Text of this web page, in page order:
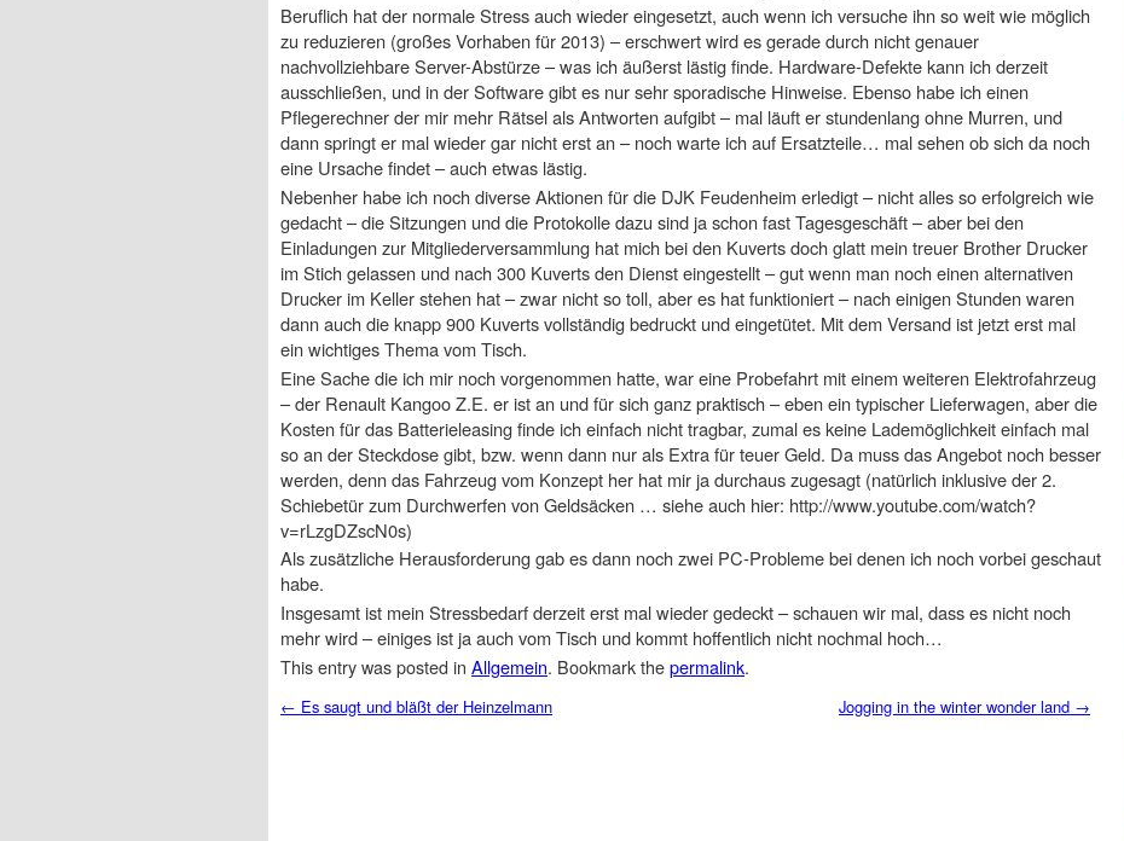
Beruflich hat der normale Stress auch wieder eingesetzt, auch wenn ich versuche ihn so weit wie möglich
zu reduzieren (großes Vorhaben für 2013) – erschwert wird es gerade durch nicht genauer
nachvollziehbare Server-Abstürze – was ich äußerst lästig finde. Hardware-Defekte kann ich derzeit
ausschließen, und in der Software gibt es nur sehr sporadische Hinweise. Ebenso habe ich einen
Pflegerechner der mir mehr Rätsel als Antworten aufgibt – mal läuft er stundenlang ohne Murren, und
dann springt er mal wieder gar nicht erst an – noch warte ich auf Ersatzteile… mal sehen ob sich da noch
eine Ursache findet – auch etwas lästig.
Nebenher habe ich noch diverse Aktionen für die DJK Feudenheim erledigt – nicht alles so erfolgreich wie
gedacht – die Sitzungen und die Protokolle dazu sind ja schon fast Tagesgeschäft – aber bei den
Einladungen zur Mitgliederversammlung hat mich bei den Kuverts doch glatt mein treuer Brother Drucker
im Stich gelassen und nach 300 Kuverts den Dienst eingestellt – gut wenn man noch einen alternativen
Drucker im Keller stehen hat – zwar nicht so toll, aber es hat funktioniert – nach einigen Stunden waren
dann auch die knapp 900 Kuverts vollständig bedruckt und eingetütet. Mit dem Versand ist jetzt erst mal
ein wichtiges Thema vom Tisch.
Eine Sache die ich mir noch vorgenommen hatte, war eine Probefahrt mit einem weiteren Elektrofahrzeug
– der Renault Kangoo Z.E. er ist an und für sich ganz praktisch – eben ein typischer Lieferwagen, aber die
Kosten für das Batterieleasing finde ich einfach nicht tragbar, zumal es keine Lademöglichkeit einfach mal
so an der Steckdose gibt, bzw. wenn dann nur als Extra für teuer Geld. Da muss das Angebot noch besser
werden, denn das Fahrzeug vom Konzept her hat mir ja durchaus zugesagt (natürlich inklusive der 2.
Schiebetür zum Durchwerfen von Geldsäcken … siehe auch hier: http://www.youtube.com/watch?
v=rLzgDZscN0s)
Als zusätzliche Herausforderung gab es dann noch zwei PC-Probleme bei denen ich noch vorbei geschaut
habe.
Insgesamt ist mein Stressbedarf derzeit erst mal wieder gedeckt – schauen wir mal, dass es nicht noch
mehr wird – einiges ist ja auch vom Tisch und kommt hoffentlich nicht nochmal hoch…
This entry was posted in Allgemein. Bookmark thepermalink.
Post navigation
← Es saugt und bläßt der Heinzelmann Jogging in the winter wonder land →